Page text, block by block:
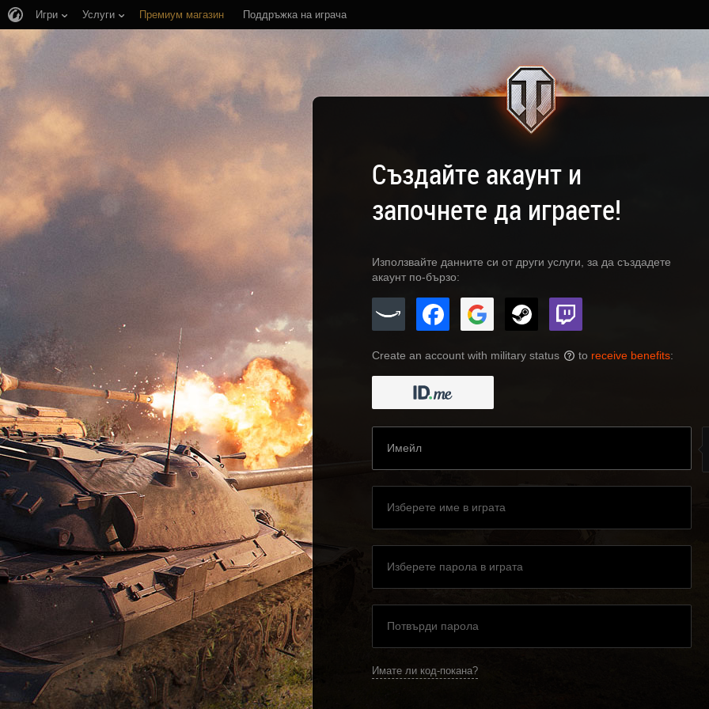
Игри Услуги Премиум магазин Поддръжка на играча
Създайте акаунт и
започнете да играете!
Използвайте данните си от други услуги, за да създадете
акаунт по-бързо:
Create an account with military status ? to receive benefits:
Имате ли код-покана?